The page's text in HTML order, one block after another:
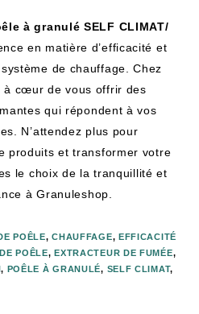
à granulé SELF CLIMAT/
en matière d’efficacité et
de chauffage. Chez
à cœur de vous offrir des
qui répondent à vos
N’attendez plus pour
produits et transformer votre
le choix de la tranquillité et
à Granuleshop.
POÊLE, CHAUFFAGE, EFFICACITÉ
POÊLE, EXTRACTEUR DE FUMÉE,
, POÊLE À GRANULÉ, SELF CLIMAT,